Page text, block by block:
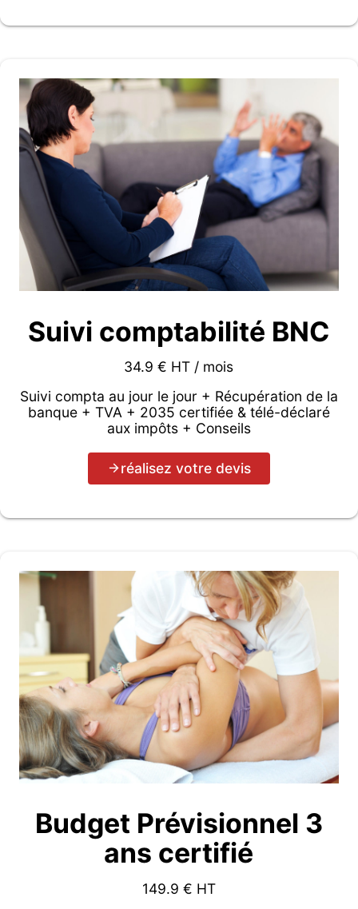
Suivi comptabilité BNC
34.9 € HT / mois
Suivi compta au jour le jour + Récupération de la
banque + TVA + 2035 certifiée & télé-déclaré
aux impôts + Conseils
réalisez votre devis
Budget Prévisionnel 3
ans certifié
149.9 € HT